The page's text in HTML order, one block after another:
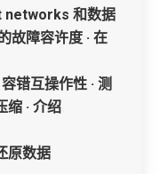
networks 和数据
故障容许度 · 在
错互操作性 · 测
· 介绍
原数据